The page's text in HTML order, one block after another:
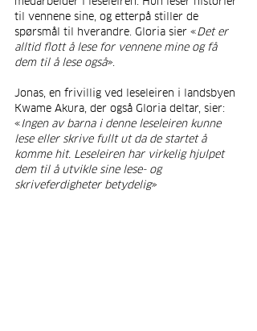
til vennene sine, og etterpå stiller de
spørsmål til hverandre. Gloria sier «Det er
alltid flott å lese for vennene mine og få
dem til å lese også».
Jonas, en frivillig ved leseleiren i landsbyen
Kwame Akura, der også Gloria deltar, sier:
«Ingen av barna i denne leseleiren kunne
lese eller skrive fullt ut da de startet å
komme hit. Leseleiren har virkelig hjulpet
dem til å utvikle sine lese- og
skriveferdigheter betydelig»